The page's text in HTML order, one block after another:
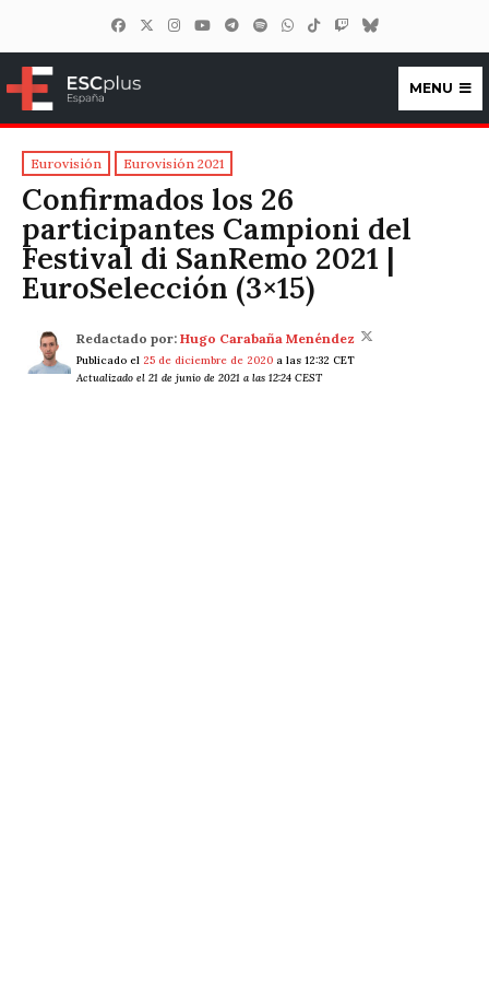
ESCplus España
MENU
Eurovisión Eurovisión 2021
Confirmados los 26
participantes Campioni del
Festival di SanRemo 2021 |
EuroSelección (3×15)
Redactado por: Hugo Carabaña Menéndez
Publicado el 25 de diciembre de 2020 a las 12:32 CET
Actualizado el 21 de junio de 2021 a las 12:24 CEST